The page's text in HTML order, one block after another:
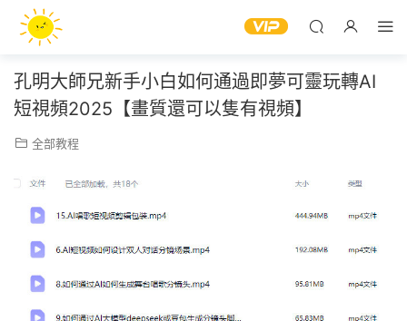
孔明大師兄新手小白如何通過即夢可靈玩轉AI
短視頻2025【畫質還可以隻有視頻】
全部教程